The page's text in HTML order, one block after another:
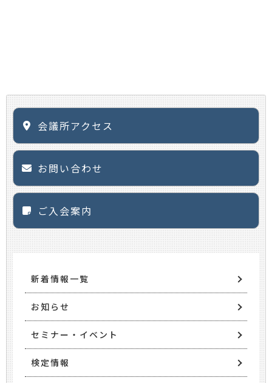
会議所アクセス
お問い合わせ
ご入会案内
新着情報一覧
お知らせ
セミナー・イベント
検定情報